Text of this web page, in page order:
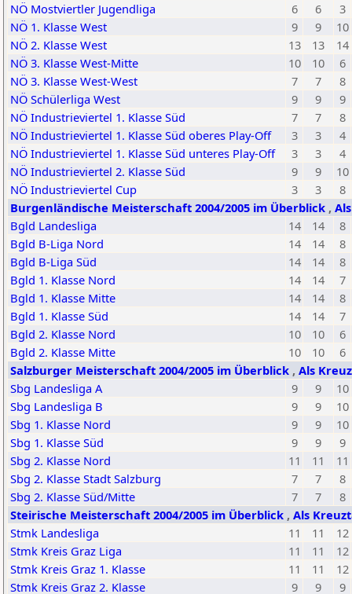
NÖ Mostviertler Jugendliga
6 6
3
NÖ 1. Klasse West
9 9
10
NÖ 2. Klasse West
13 13
14
NÖ 3. Klasse West-Mitte
10 10
6
NÖ 3. Klasse West-West
7 7
8
NÖ Schülerliga West
9 9
9
NÖ Industrieviertel 1. Klasse Süd
7 7
8
NÖ Industrieviertel 1. Klasse Süd oberes Play-Off
3 3
4
NÖ Industrieviertel 1. Klasse Süd unteres Play-Off
3 3
4
NÖ Industrieviertel 2. Klasse Süd
9 9
10
NÖ Industrieviertel Cup
3 3
8
Burgenländische Meisterschaft 2004/2005 im Überblick ,
Bgld Landesliga
14 14
8
Bgld B-Liga Nord
14 14
8
Bgld B-Liga Süd
14 14
8
Bgld 1. Klasse Nord
14 14
7
Bgld 1. Klasse Mitte
14 14
8
Bgld 1. Klasse Süd
14 14
7
Bgld 2. Klasse Nord
10 10
6
Bgld 2. Klasse Mitte
10 10
6
Salzburger Meisterschaft 2004/2005 im Überblick , Als
Sbg Landesliga A
9 9
10
Sbg Landesliga B
9 9
10
Sbg 1. Klasse Nord
9 9
10
Sbg 1. Klasse Süd
9 9
9
Sbg 2. Klasse Nord
11 11
11
Sbg 2. Klasse Stadt Salzburg
7 7
8
Sbg 2. Klasse Süd/Mitte
7 7
8
Steirische Meisterschaft 2004/2005 im Überblick , Als
Stmk Landesliga
11 11
12
Stmk Kreis Graz Liga
11 11
12
Stmk Kreis Graz 1. Klasse
11 11
12
Stmk Kreis Graz 2. Klasse
9 9
9